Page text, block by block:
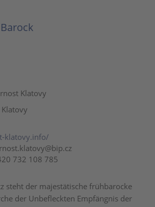
steht der majestätische frühbarocke
der Unbefleckten Empfängnis der
Klatovy
klatovy.info/
732 108 785